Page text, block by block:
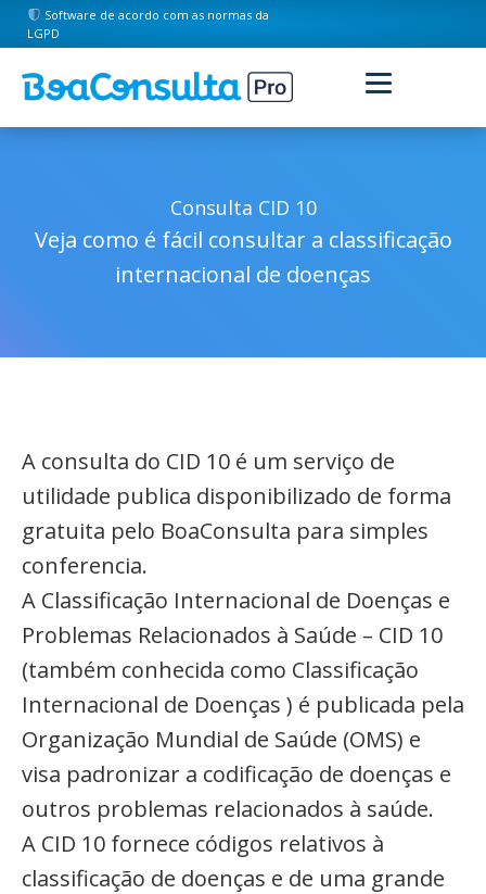
Software de acordo com as normas da
LGPD
Consulta CID 10
Veja como é fácil consultar a classificação
internacional de doenças
A consulta do CID 10 é um serviço de
utilidade publica disponibilizado de forma
gratuita pelo BoaConsulta para simples
conferencia.
A Classificação Internacional de Doenças e
Problemas Relacionados à Saúde – CID 10
(também conhecida como Classificação
Internacional de Doenças ) é publicada pela
Organização Mundial de Saúde (OMS) e
visa padronizar a codificação de doenças e
outros problemas relacionados à saúde.
A CID 10 fornece códigos relativos à
classificação de doenças e de uma grande